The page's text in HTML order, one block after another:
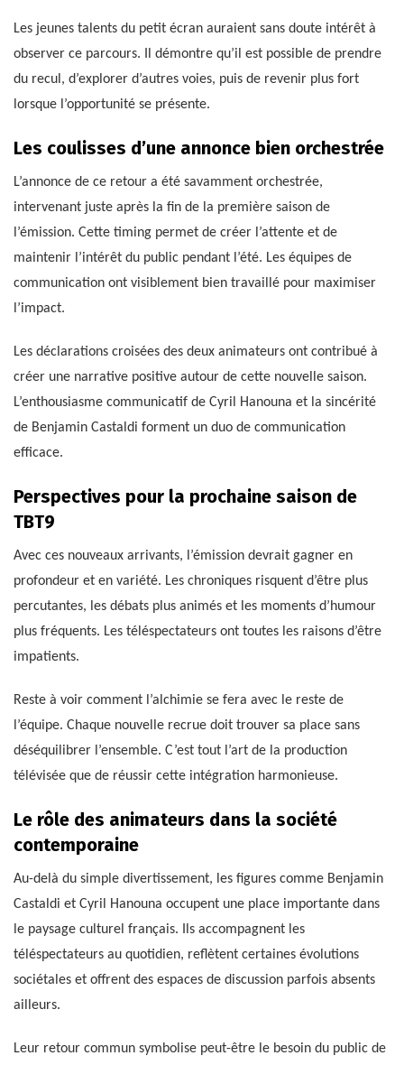
Les jeunes talents du petit écran auraient sans doute intérêt à
observer ce parcours. Il démontre qu’il est possible de prendre
du recul, d’explorer d’autres voies, puis de revenir plus fort
lorsque l’opportunité se présente.
Les coulisses d’une annonce bien orchestrée
L’annonce de ce retour a été savamment orchestrée,
intervenant juste après la fin de la première saison de
l’émission. Cette timing permet de créer l’attente et de
maintenir l’intérêt du public pendant l’été. Les équipes de
communication ont visiblement bien travaillé pour maximiser
l’impact.
Les déclarations croisées des deux animateurs ont contribué à
créer une narrative positive autour de cette nouvelle saison.
L’enthousiasme communicatif de Cyril Hanouna et la sincérité
de Benjamin Castaldi forment un duo de communication
efficace.
Perspectives pour la prochaine saison de
TBT9
Avec ces nouveaux arrivants, l’émission devrait gagner en
profondeur et en variété. Les chroniques risquent d’être plus
percutantes, les débats plus animés et les moments d’humour
plus fréquents. Les téléspectateurs ont toutes les raisons d’être
impatients.
Reste à voir comment l’alchimie se fera avec le reste de
l’équipe. Chaque nouvelle recrue doit trouver sa place sans
déséquilibrer l’ensemble. C’est tout l’art de la production
télévisée que de réussir cette intégration harmonieuse.
Le rôle des animateurs dans la société
contemporaine
Au-delà du simple divertissement, les figures comme Benjamin
Castaldi et Cyril Hanouna occupent une place importante dans
le paysage culturel français. Ils accompagnent les
téléspectateurs au quotidien, reflètent certaines évolutions
sociétales et offrent des espaces de discussion parfois absents
ailleurs.
Leur retour commun symbolise peut-être le besoin du public de